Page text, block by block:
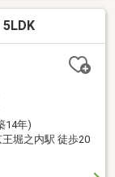
保障」や「50
未来の自分に
「夢」や「理
いなくても大丈
と、思って頂け
です！！
14年)
堀之内駅 徒歩20